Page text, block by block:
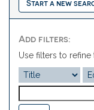
Start a new
Add filters:
Use filters to refine